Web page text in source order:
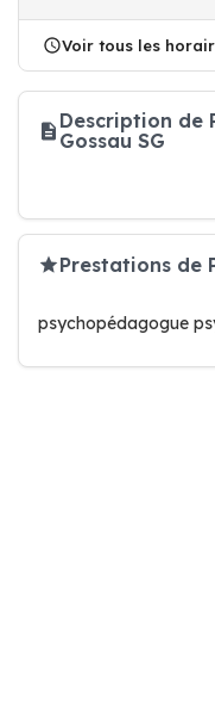
Voir tous les
Description de
Gossau SG
Prestations de
psychopédagogue